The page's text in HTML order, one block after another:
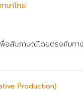
ษาไทย
อสัมภาษณ์โดยตรงกับทา
Production)